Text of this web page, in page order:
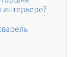
интерьере?